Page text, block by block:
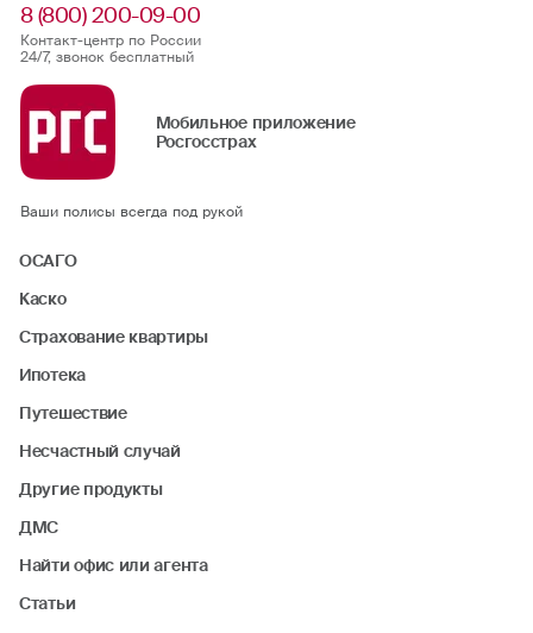
8 (800) 200-09-00
Контакт-центр по России
24/7, звонок бесплатный
Мобильное приложение
Росгосстрах
Ваши полисы всегда под рукой
ОСАГО
Каско
Страхование квартиры
Ипотека
Путешествие
Несчастный случай
Другие продукты
ДМС
Найти офис или агента
Статьи